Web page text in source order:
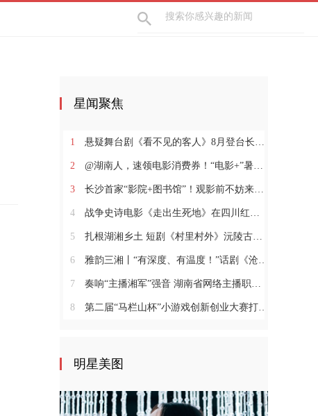
星闻聚焦
1 悬疑舞台剧《看不见的客人》8月登台长沙梅溪湖
2 @湖南人，速领电影消费券！“电影+”暑期促消费活动火热进行中
3 长沙首家“影院+图书馆”！观影前不妨来阅读空间体验一下
4 战争史诗电影《走出生死地》在四川红原开机
5 扎根湖湘乡土 短剧《村里村外》沅陵古村落实景开拍
6 雅韵三湘丨“有深度、有温度！”话剧《沧浪之水》福安热演
7 奏响“主播湘军”强音 湖南省网络主播职业技能竞赛收官
8 第二届“马栏山杯”小游戏创新创业大赛打开游戏生态新想象
明星美图